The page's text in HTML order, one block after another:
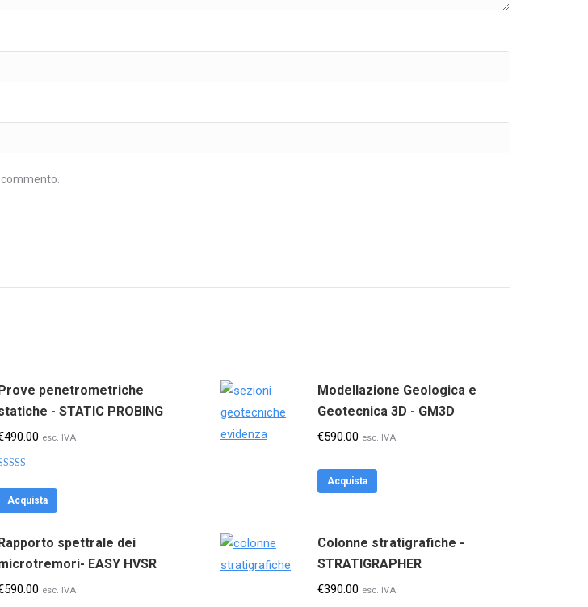
penetrometriche
- STATIC PROBING
490.00 esc. IVA
su 5
Acquista
Modellazione Geologica e
Geotecnica 3D - GM3D
€590.00 esc. IVA
Acquista
Rapporto spettrale dei
EASY HVSR
590.00 esc. IVA
Colonne stratigrafiche -
STRATIGRAPHER
€390.00 esc. IVA